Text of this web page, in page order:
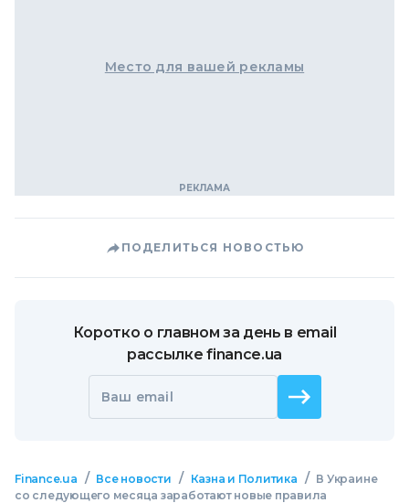
Место для вашей рекламы
ПОДЕЛИТЬСЯ НОВОСТЬЮ
Коротко о главном за день в email
рассылке finance.ua
Ваш email
Finance.ua / Все новости / Казна и Политика / В Украине
со следующего месяца заработают новые правила